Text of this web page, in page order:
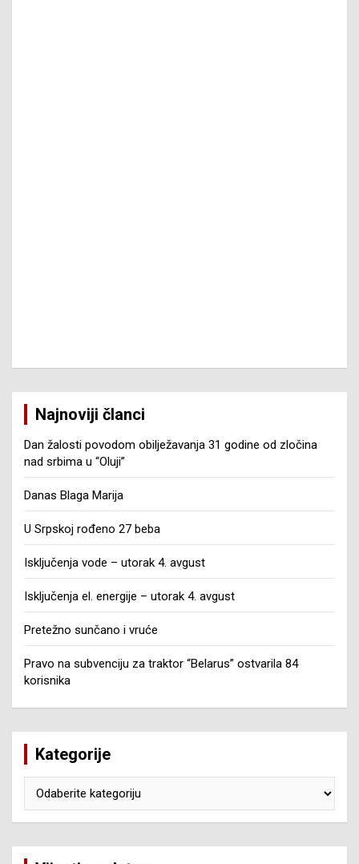
Najnoviji članci
Dan žalosti povodom obilježavanja 31 godine od zločina
nad srbima u “Oluji”
Danas Blaga Marija
U Srpskoj rođeno 27 beba
Isključenja vode – utorak 4. avgust
Isključenja el. energije – utorak 4. avgust
Pretežno sunčano i vruće
Pravo na subvenciju za traktor “Belarus” ostvarila 84
korisnika
Kategorije